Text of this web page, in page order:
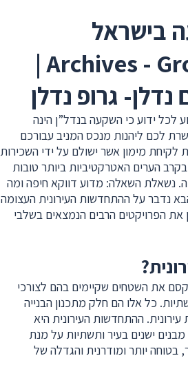
בישראל
Archives - Group-Nadlan |
נדלן- גרופ נדלן
לכל ידוע כי השקעה בנדל”ן הינה
לכם ליהנות מנכס המניב עבורכם
לקיחת מימון אשר ישולם על ידי השכירות
הערים האטרקטיביות ביותר טובות
נשאלת השאלה: מדוע דווקא חיפה ומה
נדבר על ההתחדשות העירונית העצומה
הפרויקטים הרבים הנמצאים בשלבי
את השטחים שקיימים בהם לצורכי
כל אלו הם חלק מתכנון הבנייה
ההתחדשות העירונית היא
ישנים בעיר ותשתיות על מנת
בטוחה יותר ומודרנית והגדלה של